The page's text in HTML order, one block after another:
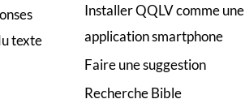
texte
Installer QQLV comme une
application smartphone
Faire une suggestion
Recherche Bible